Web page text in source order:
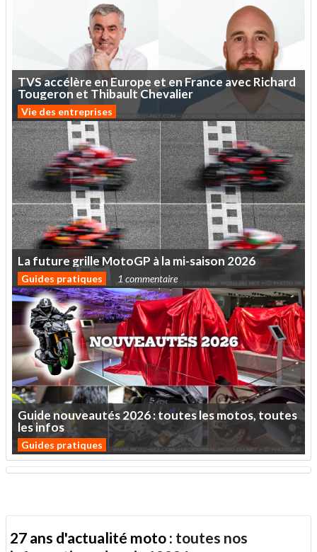
TVSaccélère enEurope et enFrance avecRichard
Tougeron et Thibault Chevalier
Vie des entreprises
Lafuturegrille MotoGP àlami-saison 2026
Guides pratiques 1 commentaire
Guidenouveautés2026:touteslesmotos,toutes
lesinfos
Guides pratiques
27 ans d'actualité moto : toutes nos